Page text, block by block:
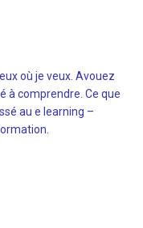
où je veux. Avouez
à comprendre. Ce que
au e learning –